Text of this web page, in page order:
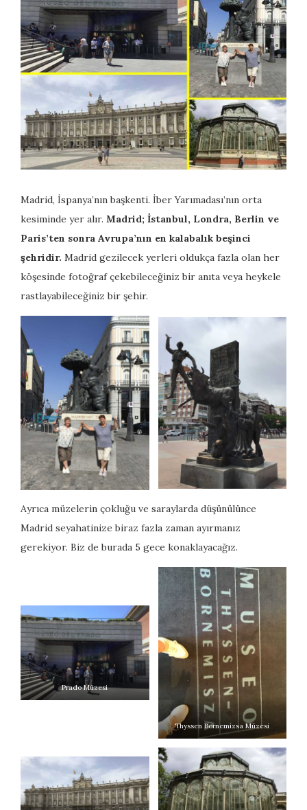
Madrid, İspanya’nın başkenti. İber Yarımadası’nın orta
kesiminde yer alır. Madrid; İstanbul, Londra, Berlin ve
Paris’ten sonra Avrupa’nın en kalabalık beşinci
şehridir. Madrid gezilecek yerleri oldukça fazla olan her
köşesinde fotoğraf çekebileceğiniz bir anıta veya heykele
rastlayabileceğiniz bir şehir.
Ayrıca müzelerin çokluğu ve saraylarda düşünülünce
Madrid seyahatinize biraz fazla zaman ayırmanız
gerekiyor. Biz de burada 5 gece konaklayacağız.
Prado Müzesi
Thyssen Bornemizsa Müzesi